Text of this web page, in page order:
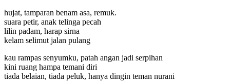
hujat, tamparan benam asa, remuk.
suara petir, anak telinga pecah
lilin padam, harap sirna
kelam selimut jalan pulang
kau rampas senyumku, patah angan jadi serpihan
kini ruang hampa temani diri
tiada belaian, tiada peluk, hanya dingin teman nurani